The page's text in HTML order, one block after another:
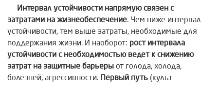
Интервал устойчивости напрямую связен с
затратами на жизнеобеспечение. Чем ниже интервал
устойчивости, тем выше затраты, необходимые для
поддержания жизни. И наоборот: рост интервала
устойчивости с необходимостью ведет к снижению
затрат на защитные барьеры от голода, холода,
болезней, агрессивности. Первый путь (культ